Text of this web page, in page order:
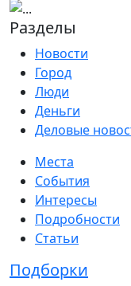
Разделы
Новости
Город
Люди
Деньги
Деловые
Места
События
Интересы
Подробности
Статьи
Подборки